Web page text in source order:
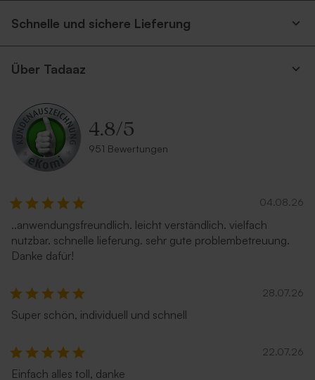
Schnelle und sichere Lieferung
Über Tadaaz
4.8/5
951 Bewertungen
04.08.26
..anwendungsfreundlich. leicht verständlich. vielfach
nutzbar. schnelle lieferung. sehr gute problembetreuung.
Danke dafür!
28.07.26
Super schön, individuell und schnell
22.07.26
Einfach alles toll, danke